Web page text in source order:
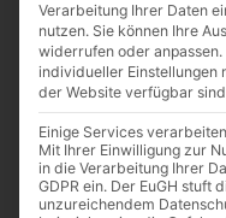
Start Schlagworte Pro
Verarbeitung Ihrer Daten
nutzen. Sie können Ihre
widerrufen oder anpassen.
individueller Einstellungen
der Website verfügbar
Einige Services
Mit Ihrer Einwilligung zur
in die Verarbeitung Ihrer
GDPR ein. Der EuGH stuft
unzureichendem